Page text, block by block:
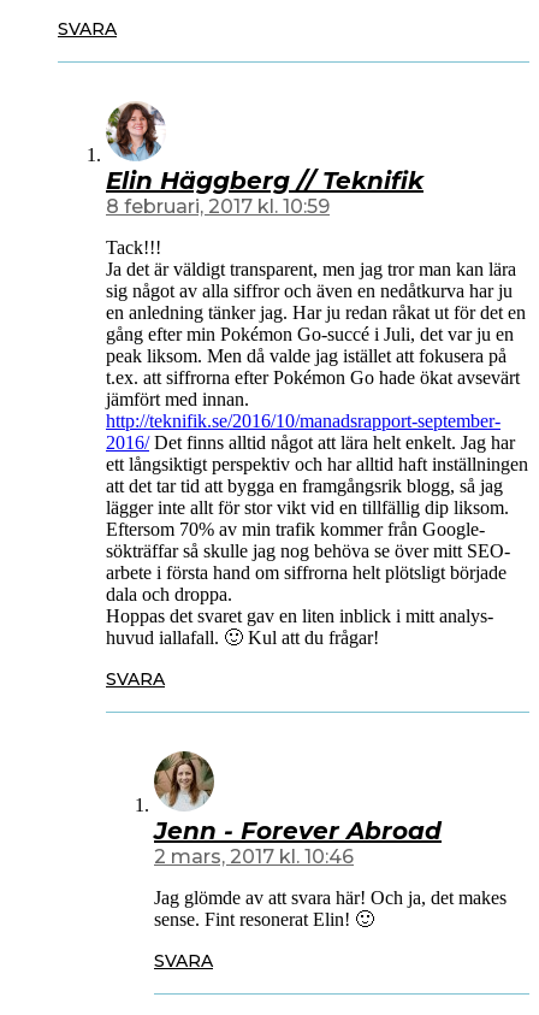
SVARA
Elin Häggberg // Teknifik
8 februari, 2017 kl. 10:59
Tack!!!
Ja det är väldigt transparent, men jag tror man kan lära
sig något av alla siffror och även en nedåtkurva har ju
en anledning tänker jag. Har ju redan råkat ut för det en
gång efter min Pokémon Go-succé i Juli, det var ju en
peak liksom. Men då valde jag istället att fokusera på
t.ex. att siffrorna efter Pokémon Go hade ökat avsevärt
jämfört med innan.
http://teknifik.se/2016/10/manadsrapport-september-
2016/Det finns alltid något att lära helt enkelt. Jag har
ett långsiktigt perspektiv och har alltid haft inställningen
att det tar tid att bygga en framgångsrik blogg, så jag
lägger inte allt för stor vikt vid en tillfällig dip liksom.
Eftersom 70% av min trafik kommer från Google-
sökträffar så skulle jag nog behöva se över mitt SEO-
arbete i första hand om siffrorna helt plötsligt började
dala och droppa.
Hoppas det svaret gav en liten inblick i mitt analys-
huvud iallafall. 🙂 Kul att du frågar!
SVARA
Jenn - Forever Abroad
2 mars, 2017 kl. 10:46
Jag glömde av att svara här! Och ja, det makes
sense. Fint resonerat Elin! 🙂
SVARA